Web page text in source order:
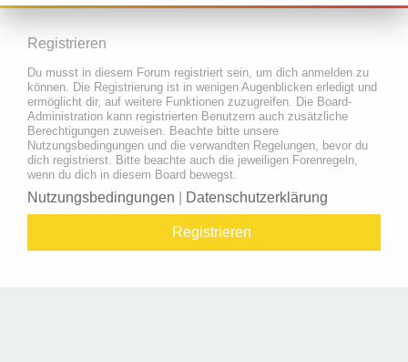
Registrieren
Du musst in diesem Forum registriert sein, um dich anmelden zu
können. Die Registrierung ist in wenigen Augenblicken erledigt und
ermöglicht dir, auf weitere Funktionen zuzugreifen. Die Board-
Administration kann registrierten Benutzern auch zusätzliche
Berechtigungen zuweisen. Beachte bitte unsere
Nutzungsbedingungen und die verwandten Regelungen, bevor du
dich registrierst. Bitte beachte auch die jeweiligen Forenregeln,
wenn du dich in diesem Board bewegst.
Nutzungsbedingungen Datenschutzerklärung
Registrieren